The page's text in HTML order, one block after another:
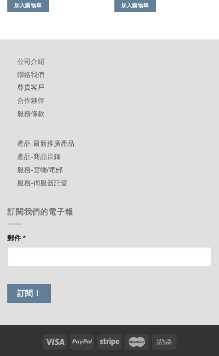
加入購物車 加入購物車
公司介紹
聯絡我們
尊貴客戶
合作夥伴
服務條款
產品-最新推廣產品
產品-商品目錄
服務-雲端/電郵
服務-伺服器託管
訂閱我們的電子報
郵件*